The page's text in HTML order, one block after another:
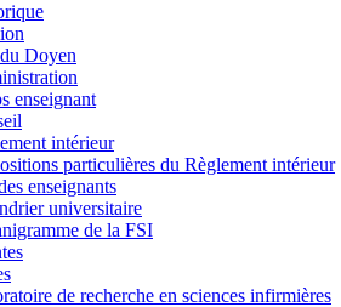
Doyen
enseignant
intérieur
particulières du Règlement intérieur
enseignants
universitaire
de la FSI
de recherche en sciences infirmières